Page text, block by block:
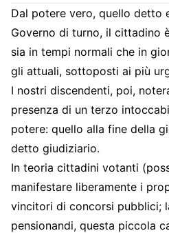
Dal potere vero, quello detto
Governo di turno, il cittadino
sia in tempi normali che in
gli attuali, sottoposti ai più
I nostri discendenti, poi,
presenza di un terzo
potere: quello alla fine della
detto giudiziario.
In teoria cittadini votanti
manifestare liberamente i
vincitori di concorsi pubblici;
pensionandi, questa piccola